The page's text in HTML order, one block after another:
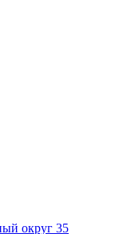
округ 35